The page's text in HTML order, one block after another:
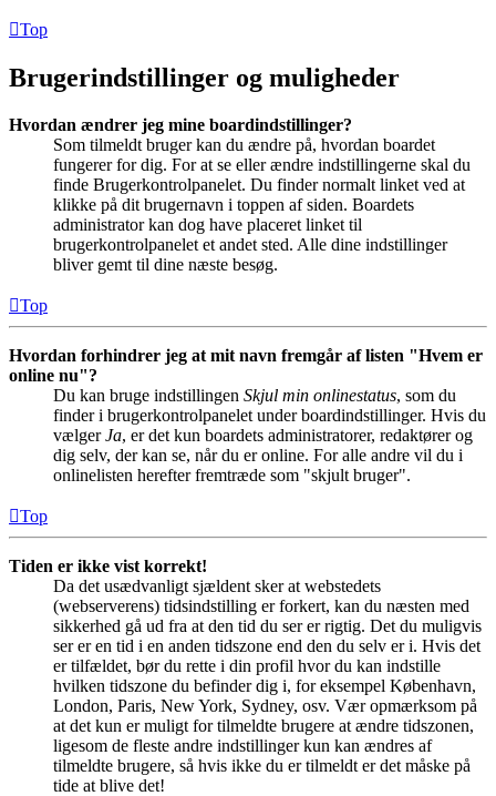
Top
Brugerindstillinger og muligheder
Hvordan ændrer jeg mine boardindstillinger?
Som tilmeldt bruger kan du ændre på, hvordan boardet
fungerer for dig. For at se eller ændre indstillingerne skal du
finde Brugerkontrolpanelet. Du finder normalt linket ved at
klikke på dit brugernavn i toppen af siden. Boardets
administrator kan dog have placeret linket til
brugerkontrolpanelet et andet sted. Alle dine indstillinger
bliver gemt til dine næste besøg.
Top
Hvordan forhindrer jeg at mit navn fremgår af listen "Hvem er
online nu"?
Du kan bruge indstillingen Skjul min onlinestatus, som du
finder i brugerkontrolpanelet under boardindstillinger. Hvis du
vælgerJa, er det kun boardets administratorer, redaktører og
dig selv, der kan se, når du er online. For alle andre vil du i
onlinelisten herefter fremtræde som "skjult bruger".
Top
Tiden er ikke vist korrekt!
Da det usædvanligt sjældent sker at webstedets
(webserverens) tidsindstilling er forkert, kan du næsten med
sikkerhed gå ud fra at den tid du ser er rigtig. Det du muligvis
ser er en tid i en anden tidszone end den du selv er i. Hvis det
er tilfældet, bør du rette i din profil hvor du kan indstille
hvilken tidszone du befinder dig i, for eksempel København,
London, Paris, New York, Sydney, osv. Vær opmærksom på
at det kun er muligt for tilmeldte brugere at ændre tidszonen,
ligesom de fleste andre indstillinger kun kan ændres af
tilmeldte brugere, så hvis ikke du er tilmeldt er det måske på
tide at blive det!